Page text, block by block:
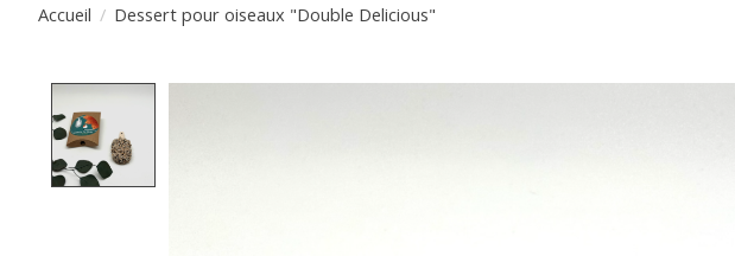
Accueil / Dessert pour oiseaux "Double Delicious"